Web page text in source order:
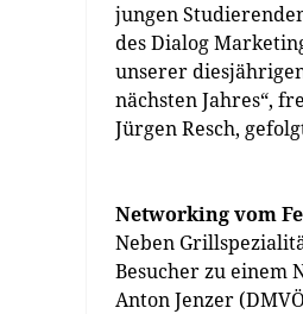
jungen
des Dialog
unserer
nächsten Jahres“,
Jürgen Resch,
Networking vom
Neben
Besucher zu einem
Anton Jenzer